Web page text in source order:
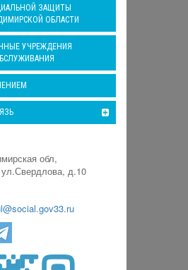
ЗАЩИТЫ
ОБЛАСТИ
УЧРЕЖДЕНИЯ
обл,
д.10